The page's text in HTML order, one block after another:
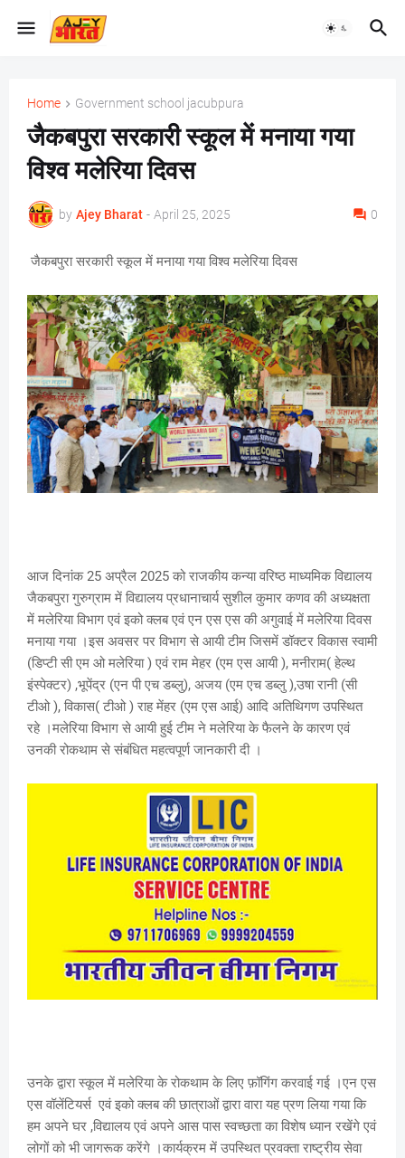
Home Government school jacubpura
जैकबपुरा सरकारी स्कूल में मनाया गया
विश्व मलेरिया दिवस
by Ajey Bharat - April 25, 2025 0
जैकबपुरा सरकारी स्कूल में मनाया गया विश्व मलेरिया दिवस
आज दिनांक 25 अप्रैल 2025 को राजकीय कन्या वरिष्ठ माध्यमिक विद्यालय
जैकबपुरा गुरुग्राम में विद्यालय प्रधानाचार्य सुशील कुमार कणव की अध्यक्षता
में मलेरिया विभाग एवं इको क्लब एवं एन एस एस की अगुवाई में मलेरिया दिवस
मनाया गया ।इस अवसर पर विभाग से आयी टीम जिसमें डॉक्टर विकास स्वामी
(डिप्टी सी एम ओ मलेरिया ) एवं राम मेहर (एम एस आयी ), मनीराम( हेल्थ
इंस्पेक्टर) ,भूपेंद्र (एन पी एच डब्लु), अजय (एम एच डब्लु ),उषा रानी (सी
टीओ ), विकास( टीओ ) राह मेंहर (एम एस आई) आदि अतिथिगण उपस्थित
रहे ।मलेरिया विभाग से आयी हुई टीम ने मलेरिया के फैलने के कारण एवं
उनकी रोकथाम से संबंधित महत्वपूर्ण जानकारी दी ।
उनके द्वारा स्कूल में मलेरिया के रोकथाम के लिए फ़ॉगिंग करवाई गई ।एन एस
एस वॉलेंटियर्स एवं इको क्लब की छात्राओं द्वारा वारा यह प्रण लिया गया कि
हम अपने घर ,विद्यालय एवं अपने आस पास स्वच्छता का विशेष ध्यान रखेंगे एवं
लोगों को भी जागरूक करेंगे ।कार्यक्रम में उपस्थित प्रवक्ता राष्ट्रीय सेवा